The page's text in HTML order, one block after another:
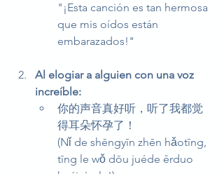
"¡Esta canción es tan hermosa
que mis oídos están
embarazados!"
Al elogiar a alguien con una voz
increíble:
你的声音真好听，听了我都觉
得耳朵怀孕了！
(Nǐ de shēngyīn zhēn hǎotīng,
tīng le wǒ dōu juéde ěrduo